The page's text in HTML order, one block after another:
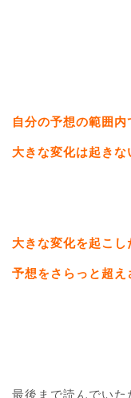
自分の予想の範囲内
大きな変化は起きな
大きな変化を起こし
予想をさらっと超え
最後まで読んでいた